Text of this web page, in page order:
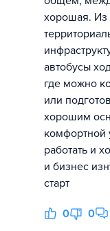
хорошая. Из
автобусы
где можно
или
хорошим
работать и
и бизнес
старт
0 0